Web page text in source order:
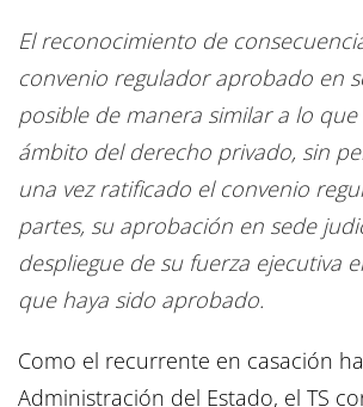
El reconocimiento de
convenio regulador aprobado en
posible de manera similar a lo
ámbito del derecho privado, sin
una vez ratificado el convenio
partes, su aprobación en sede
despliegue de su fuerza ejecutiva
que haya sido aprobado.
Como el recurrente en casación
Administración del Estado, el TS